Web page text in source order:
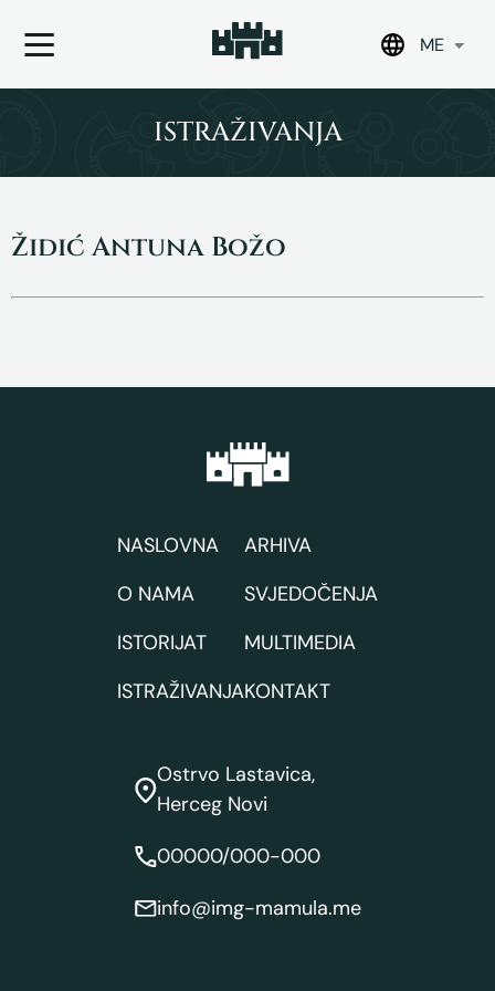
ME
ISTRAŽIVANJA
Židić Antuna Božo
NASLOVNA
O NAMA
ISTORIJAT
ISTRAŽIVANJA
ARHIVA
SVJEDOČENJA
MULTIMEDIA
KONTAKT
Ostrvo Lastavica,
Herceg Novi
00000/000-000
info@img-mamula.me